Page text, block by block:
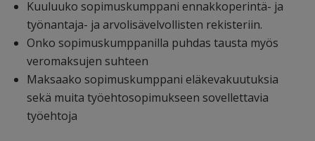
Kuuluuko sopimuskumppani ennakkoperintä- ja
työnantaja- ja arvolisävelvollisten rekisteriin.
Onko sopimuskumppanilla puhdas tausta myös
veromaksujen suhteen
Maksaako sopimuskumppani eläkevakuutuksia
sekä muita työehtosopimukseen sovellettavia
työehtoja